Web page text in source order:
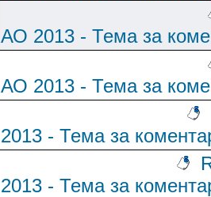
АО 2013 - Тема за
АО 2013 - Тема за
2013 - Тема за
2013 - Тема за